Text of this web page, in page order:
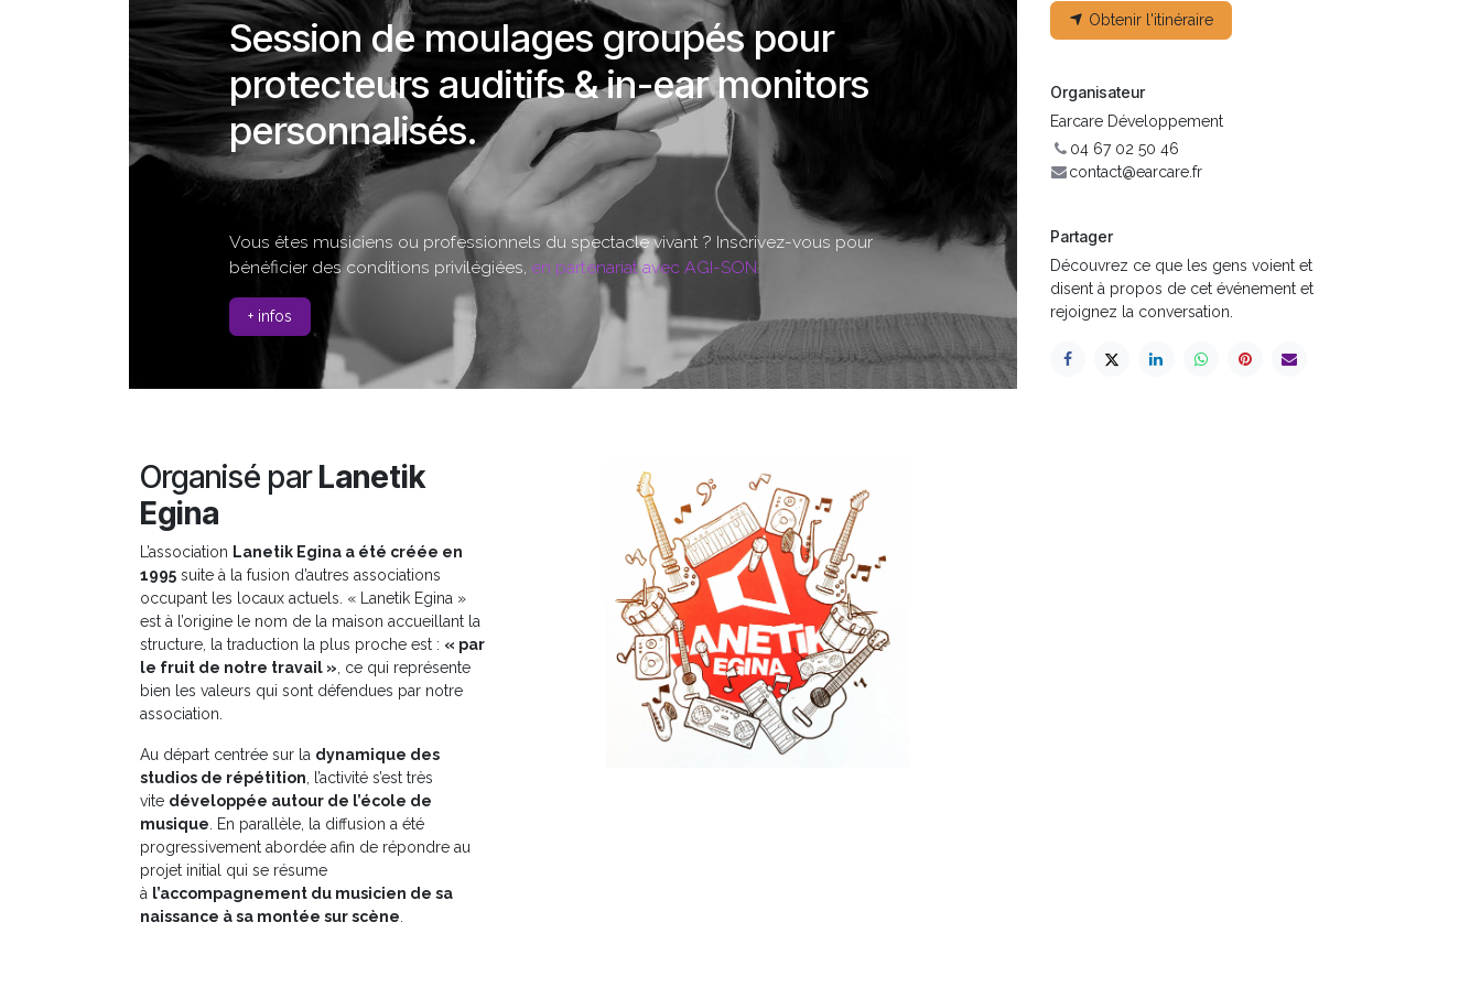
Session de moulages groupés pour
protecteurs auditifs & in-ear monitors
personnalisés.
Vous êtes musiciens ou professionnels du spectacle vivant ? Inscrivez-vous pour
bénéficier des conditions privilégiées, en partenariat avec AGI-SON.
+ infos
Organisé parLanetik
Egina
L’association Lanetik Egina a été créée en
1995 suite à la fusion d’autres associations
occupant les locaux actuels. « Lanetik Egina »
est à l’origine le nom de la maison accueillant la
structure, la traduction la plus proche est : « par
le fruit de notre travail » , ce qui représente
bien les valeurs qui sont défendues par notre
association.
Au départ centrée sur la dynamique des
studios de répétition , l’activité s’est très
vite développée autour de l’école de
musique . En parallèle, la diffusion a été
progressivement abordée afin de répondre au
projet initial qui se résume
à l’accompagnement du musicien de sa
naissance à sa montée sur scène
Obtenir l'itinéraire
Organisateur
Earcare Développement
04 67 02 50 46
contact@earcare.fr
Partager
Découvrez ce que les gens voient et
disent à propos de cet événement et
rejoignez la conversation.